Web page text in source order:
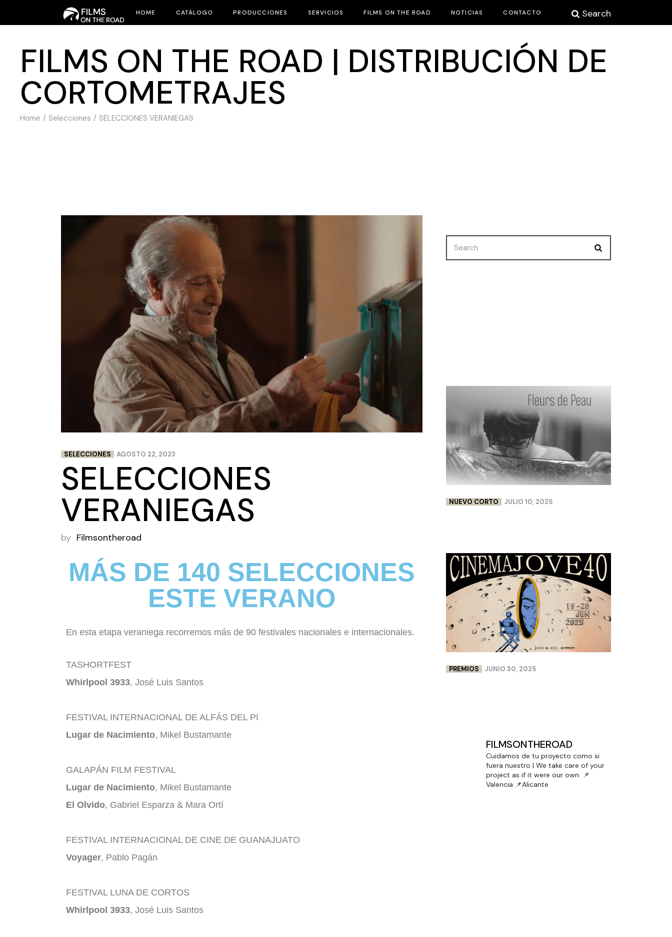
HOME CATÁLOGO PRODUCCIONES SERVICIOS FILMS ON THE ROAD NOTICIAS CONTACTO Search
FILMS ON THE ROAD | DISTRIBUCIÓN DE
CORTOMETRAJES
Home Selecciones SELECCIONES VERANIEGAS
SELECCIONES AGOSTO 22, 2023
SELECCIONES
VERANIEGAS
by Filmsontheroad
MÁS DE 140 SELECCIONES
ESTE VERANO
En esta etapa veraniega recorremos más de 90 festivales nacionales e internacionales.
TASHORTFEST
Whirlpool 3933, José Luis Santos
FESTIVAL INTERNACIONAL DE ALFÁS DEL PI
Lugar de Nacimiento, Mikel Bustamante
GALAPÁN FILM FESTIVAL
Lugar de Nacimiento, Mikel Bustamante
El Olvido, Gabriel Esparza & Mara Ortí
FESTIVAL INTERNACIONAL DE CINE DE GUANAJUATO
Voyager, Pablo Pagán
FESTIVAL LUNA DE CORTOS
Whirlpool 3933, José Luis Santos
NUEVO CORTO JULIO 10, 2025
PREMIOS JUNIO 30, 2025
FILMSONTHEROAD
Cuidamos de tu proyecto como si
fuera nuestro | We take care of your
project as if it were our own. 📌
Valencia 📌Alicante